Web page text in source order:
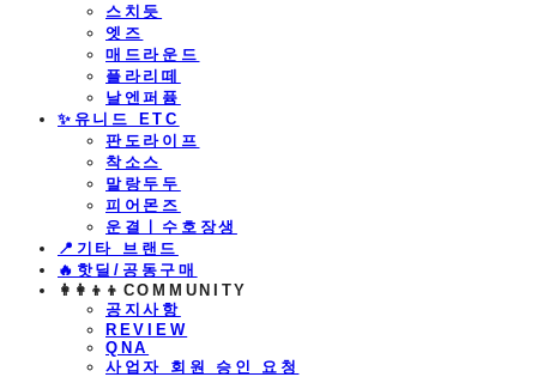
스치듯
엣즈
매드라운드
플라리떼
날엔퍼퓸
​✨유니드 ETC
판도라이프
착소스
말랑두두
피어몬즈
운결ㅣ수호장생
📍기타 브랜드
🔥핫딜/공동구매
👩‍👩‍👦‍👦COMMUNITY
공지사항
REVIEW
QNA
사업자 회원 승인 요청